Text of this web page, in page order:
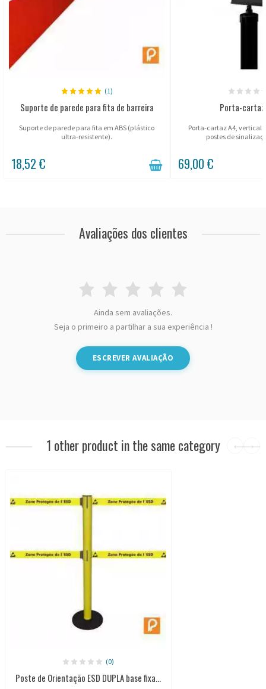
(1)
Suporte de parede para fita de barreira
Suporte de parede para fita em ABS (plástico
ultra-resistente).
18,52 €
Porta-cartaz
Porta-cartaz A4, vertical
postes de
69,00 €
Avaliações dos clientes
Ainda sem avaliações.
Seja o primeiro a partilhar a sua experiência !
ESCREVER AVALIAÇÃO
1 other product in the same category ‹ ›
(0)
Poste de Orientação ESD DUPLA base fixa...